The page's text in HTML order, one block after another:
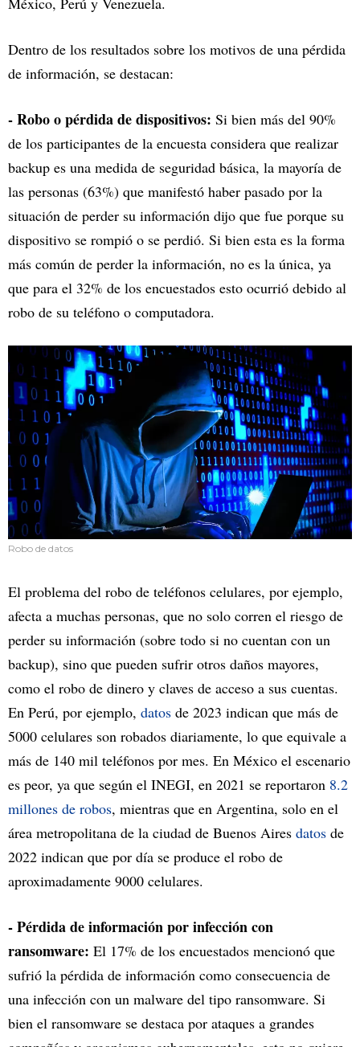
Dentro de los resultados sobre los motivos de una pérdida
de información, se destacan:
- Robo o pérdida de dispositivos: Si bien más del 90%
de los participantes de la encuesta considera que realizar
backup es una medida de seguridad básica, la mayoría de
las personas (63%) que manifestó haber pasado por la
situación de perder su información dijo que fue porque su
dispositivo se rompió o se perdió. Si bien esta es la forma
más común de perder la información, no es la única, ya
que para el 32% de los encuestados esto ocurrió debido al
robo de su teléfono o computadora.
Robo de datos
El problema del robo de teléfonos celulares, por ejemplo,
afecta a muchas personas, que no solo corren el riesgo de
perder su información (sobre todo si no cuentan con un
backup), sino que pueden sufrir otros daños mayores,
como el robo de dinero y claves de acceso a sus cuentas.
En Perú, por ejemplo, datos de 2023 indican que más de
5000 celulares son robados diariamente, lo que equivale a
más de 140 mil teléfonos por mes. En México el escenario
es peor, ya que según el INEGI, en 2021 se reportaron 8.2
millones de robos, mientras que en Argentina, solo en el
área metropolitana de la ciudad de Buenos Aires datos de
2022 indican que por día se produce el robo de
aproximadamente 9000 celulares.
- Pérdida de información por infección con
ransomware: El 17% de los encuestados mencionó que
sufrió la pérdida de información como consecuencia de
una infección con un malware del tipo ransomware. Si
bien el ransomware se destaca por ataques a grandes